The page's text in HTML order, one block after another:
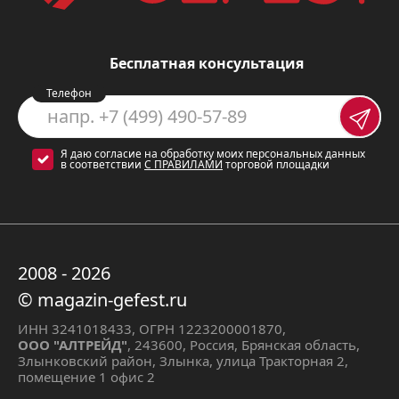
преимущества обоих видов
духовок. Газовый нагрев – это
экономичность и быстрое
разогревание, а электрический –
равномерное распределение
выпечки и сложных блюд.
просторный, чтобы приготовить
блюда для всей семьи.
Телескопические
направляющие:удобные
выдвижные полки позволяют
Бесплатная консультация
Телефон
Я даю согласие на обработку моих персональных данных
в соответствии С ПРАВИЛАМИ торговой площадки
2008 - 2026
© magazin-gefest.ru
ИНН 3241018433, ОГРН 1223200001870,
ООО "АЛТРЕЙД", 243600, Россия, Брянская область,
Злынковский район, Злынка, улица Тракторная 2,
помещение 1 офис 2